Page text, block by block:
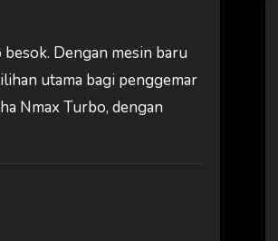
Dengan mesin baru
utama bagi penggemar
Nmax Turbo, dengan